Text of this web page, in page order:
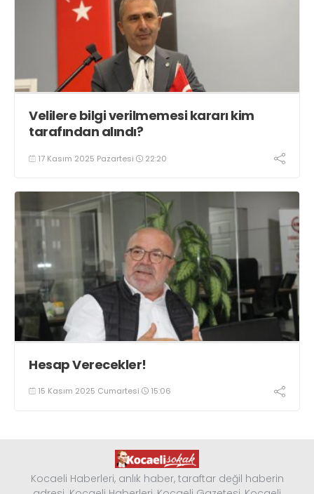
Velilere bilgi verilmemesi kararı kim
tarafından alındı?
17 Kasım 2025 Pazartesi 22:20
Hesap Verecekler!
15 Kasım 2025 Cumartesi 15:06
Kocaeli Haberleri, anlık haber, taraftar değil haberin